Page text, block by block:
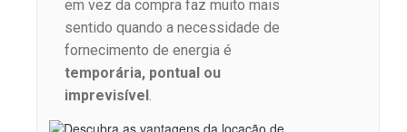
em vez da compra faz muito mais
sentido quando a necessidade de
fornecimento de energia é
temporária, pontual ou
imprevisível.